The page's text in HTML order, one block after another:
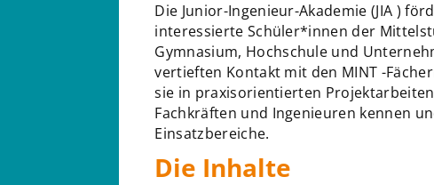
Die Junior-Ingenieur-Akademie (JIA )
interessierte Schüler*innen der
Gymnasium, Hochschule und
vertieften Kontakt mit den MINT -
sie in praxisorientierten
Fachkräften und Ingenieuren kennen
Einsatzbereiche.
Die Inhalte